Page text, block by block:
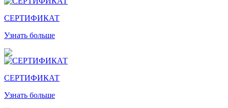
СЕРТИФИКАТ
Узнать больше
СЕРТИФИКАТ
Узнать больше